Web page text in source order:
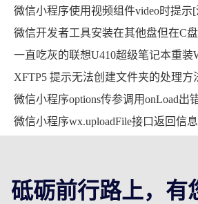
XFTP5 提示无法创建文件夹的处理方
砥砺前行路上，有